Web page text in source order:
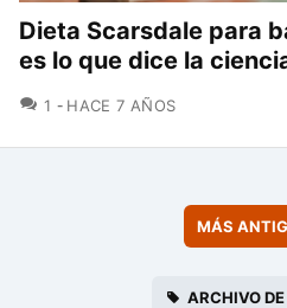
Dieta Scarsdale para
es lo que dice la
1 COMENTARIOS
HACE 7 AÑOS
MÁS
ARCHIVO